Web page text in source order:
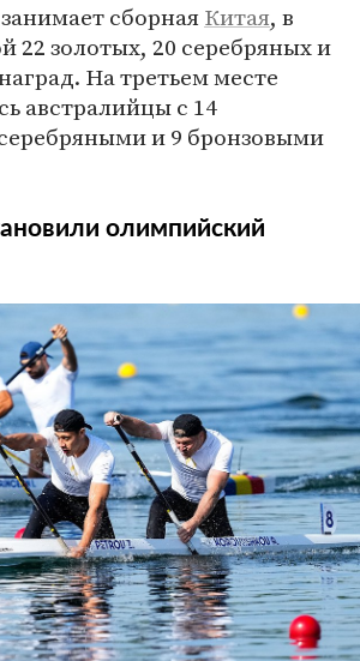
сборнаяКитая, в
22 золотых, 20 серебряных и
На третьем месте
австралийцы с 14
и 9 бронзовыми
олимпийский